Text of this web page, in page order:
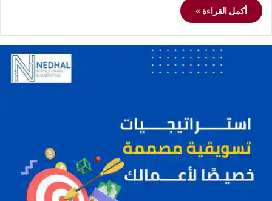
أكمل القراءة »